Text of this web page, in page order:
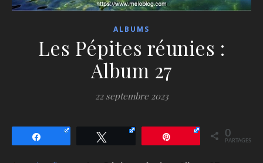
ALBUMS
Les Pépites réunies :
Album 27
22 septembre 2023
0
PARTAGES